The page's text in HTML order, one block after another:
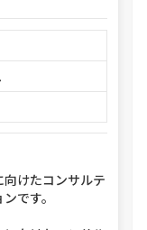
けたコンサルテ
です。